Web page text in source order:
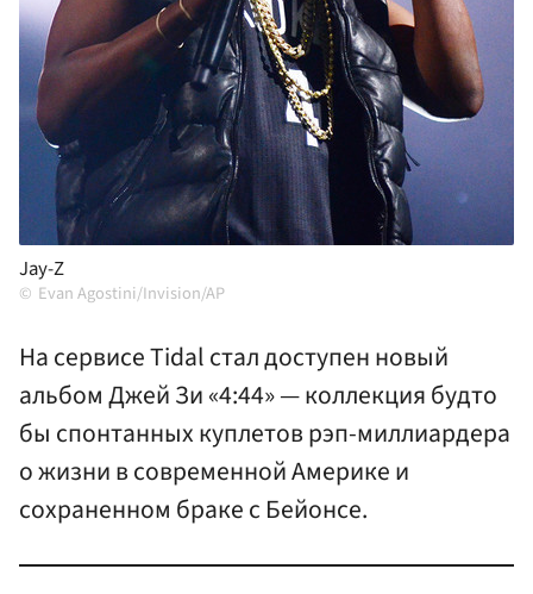
Jay-Z
Evan Agostini/Invision/AP
На сервисе Tidal стал доступен новый
альбом Джей Зи «4:44» — коллекция будто
бы спонтанных куплетов рэп-миллиардера
о жизни в современной Америке и
сохраненном браке с Бейонсе.